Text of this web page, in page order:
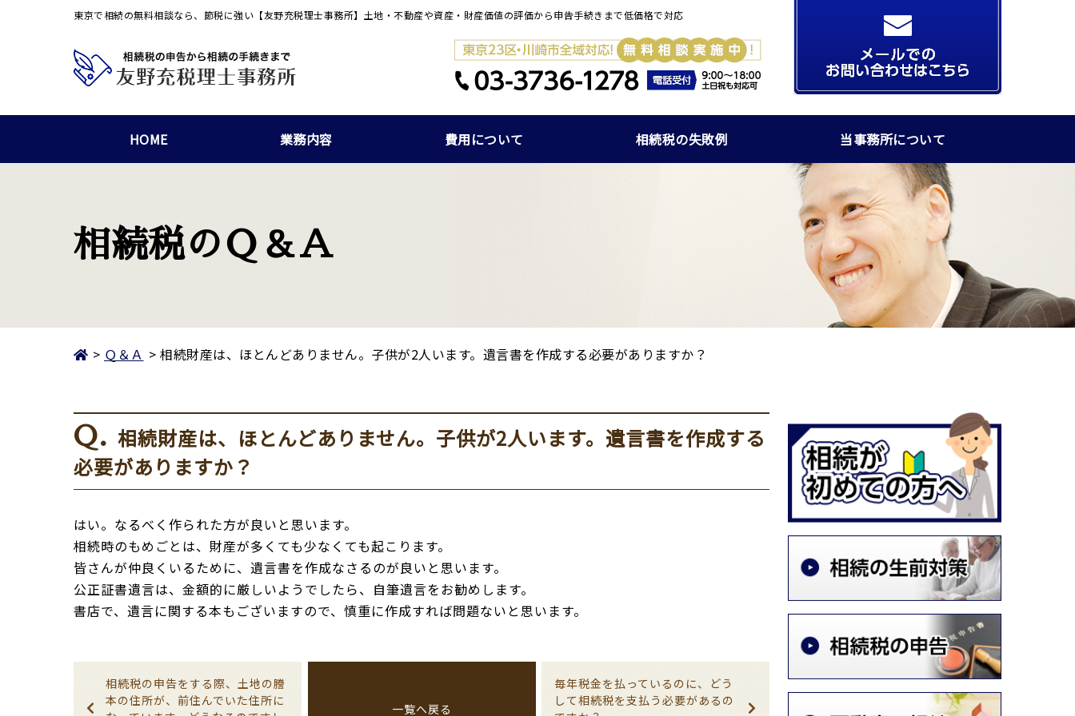
東京で相続の無料相談なら、節税に強い【友野充税理士事務所】土地・不動産や資産・財産価値の評価から申告手続きまで低価格で対応
HOME 業務内容 費用について 相続税の失敗例 当事務所について
相続税のＱ＆Ａ
> Ｑ＆Ａ > 相続財産は、ほとんどありません。子供が2人います。遺言書を作成する必要がありますか？
Q. 相続財産は、ほとんどありません。子供が2人います。遺言書を作成する
必要がありますか？
はい。なるべく作られた方が良いと思います。
相続時のもめごとは、財産が多くても少なくても起こります。
皆さんが仲良くいるために、遺言書を作成なさるのが良いと思います。
公正証書遺言は、金額的に厳しいようでしたら、自筆遺言をお勧めします。
書店で、遺言に関する本もございますので、慎重に作成すれば問題ないと思います。
相続税の申告をする際、土地の謄
本の住所が、前住んでいた住所に
一覧へ戻る
毎年税金を払っているのに、どう
して相続税を支払う必要があるの